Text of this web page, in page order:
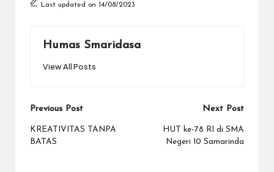
Last updated on 14/08/2023
Humas Smaridasa
View All Posts
Post
navigation
Previous Post
KREATIVITAS TANPA
BATAS
Next Post
HUT ke-78 RI di SMA
Negeri 10 Samarinda